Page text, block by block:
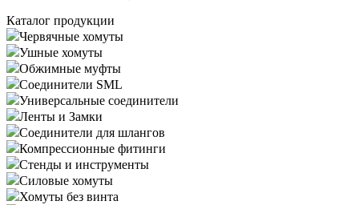
Каталог продукции
Червячные хомуты
Ушные хомуты
Обжимные муфты
Соединители SML
Универсальные соединители
Ленты и Замки
Соединители для шлангов
Компрессионные фитинги
Стенды и инструменты
Силовые хомуты
Хомуты без винта